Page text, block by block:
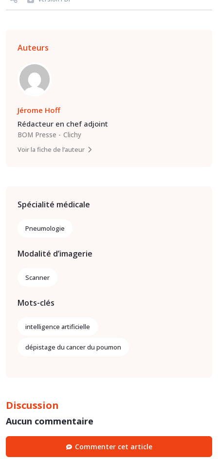
Auteurs
Jérome Hoff
Rédacteur en chef adjoint
BOM Presse
Clichy
Voir la fiche de l’auteur
Spécialité médicale
Pneumologie
Modalité d’imagerie
Scanner
Mots-clés
intelligence artificielle
dépistage du cancer du poumon
Discussion
Aucun commentaire
Commenter cet article